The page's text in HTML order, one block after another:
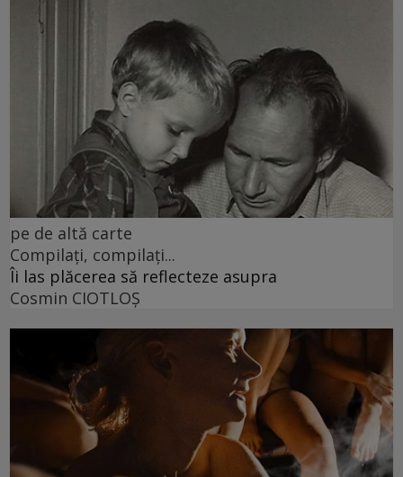
pe de altă carte
Compilați, compilați...
Îi las plăcerea să reflecteze asupra
Cosmin CIOTLOŞ